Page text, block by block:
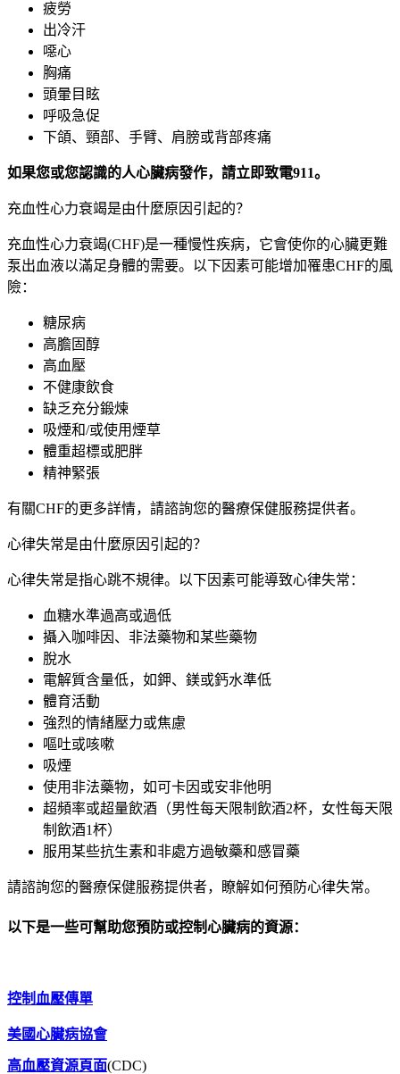
疲勞
出冷汗
噁心
胸痛
頭暈目眩
呼吸急促
下頜、頸部、手臂、肩膀或背部疼痛
如果您或您認識的人心臟病發作，請立即致電911。
充血性心力衰竭是由什麼原因引起的？
充血性心力衰竭(CHF)是一種慢性疾病，它會使你的心臟更難
泵出血液以滿足身體的需要。以下因素可能增加罹患CHF的風
險：
糖尿病
高膽固醇
高血壓
不健康飲食
缺乏充分鍛煉
吸煙和/或使用煙草
體重超標或肥胖
精神緊張
有關CHF的更多詳情，請諮詢您的醫療保健服務提供者。
心律失常是由什麼原因引起的？
心律失常是指心跳不規律。以下因素可能導致心律失常：
血糖水準過高或過低
攝入咖啡因、非法藥物和某些藥物
脫水
電解質含量低，如鉀、鎂或鈣水準低
體育活動
強烈的情緒壓力或焦慮
嘔吐或咳嗽
吸煙
使用非法藥物，如可卡因或安非他明
超頻率或超量飲酒（男性每天限制飲酒2杯，女性每天限
制飲酒1杯）
服用某些抗生素和非處方過敏藥和感冒藥
請諮詢您的醫療保健服務提供者，瞭解如何預防心律失常。
以下是一些可幫助您預防或控制心臟病的資源：
控制血壓傳單
美國心臟病協會
高血壓資源頁面(CDC)